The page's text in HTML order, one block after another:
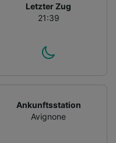
Letzter Zug
21:39
Ankunftsstation
Avignone